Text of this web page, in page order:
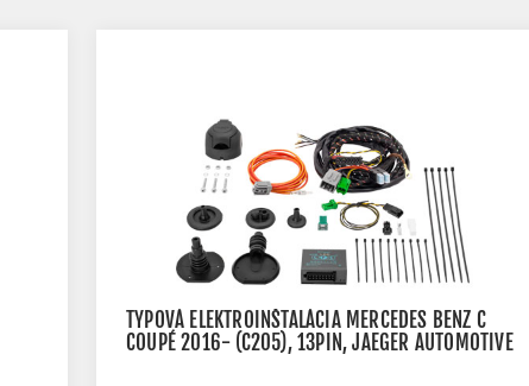
TYPOVÁ ELEKTROINŠTALÁCIA MERCEDES BENZ C
COUPÉ 2016- (C205), 13PIN, JAEGER AUTOMOTIVE